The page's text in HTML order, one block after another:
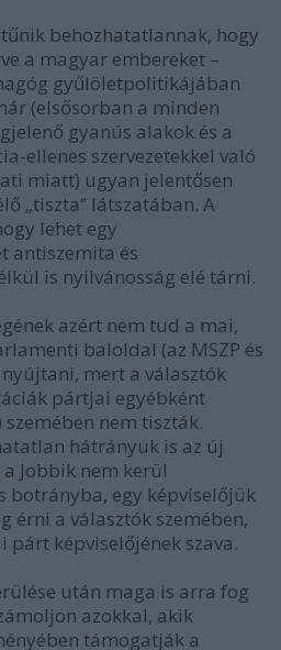
behozhatatlannak, hogy
a magyar embereket –
gyűlöletpolitikájában
(elsősorban a minden
gyanús alakok és a
ellenes szervezetekkel való
miatt) ugyan jelentősen
„tiszta” látszatában. A
lehet egy
antiszemita és
is nyilvánosság elé tárni.
azért nem tud a mai,
baloldal (az MSZP és
mert a választók
pártjai egyébként
nem tiszták.
hátrányuk is az új
Jobbik nem kerül
botrányba, egy képviselőjük
érni a választók szemében,
képviselőjének szava.
után maga is arra fog
azokkal, akik
támogatják a